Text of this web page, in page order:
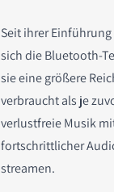
Seit ihrer
sich die Bluetooth-
sie eine größere
verbraucht als je
verlustfreie Musik
fortschrittlicher
streamen.